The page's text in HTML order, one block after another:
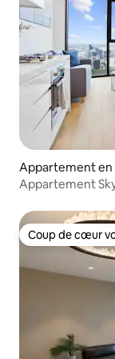
Appartement en
Appartement
Coup de cœur
Coup de cœur